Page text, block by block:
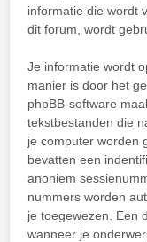
informatie die wordt
dit forum, wordt
Je informatie wordt
manier is door het
phpBB-software
tekstbestanden die
je computer worden
bevatten een
anoniem
nummers worden
je toegewezen. Een
wanneer je